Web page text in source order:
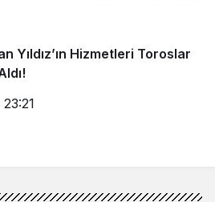
Yıldız’ın Hizmetleri Toroslar